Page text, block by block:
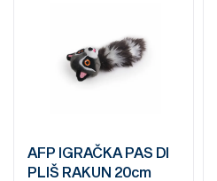
AFP IGRAČKA PAS DI
PLIŠ RAKUN 20cm